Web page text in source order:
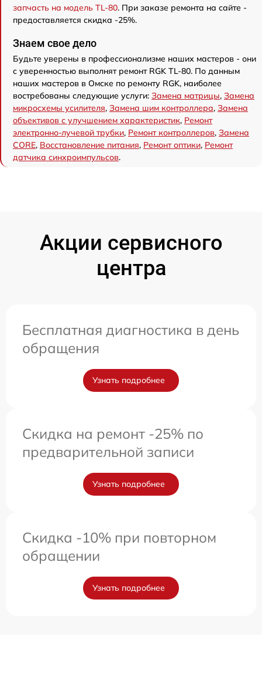
запчасть на модель TL-80. При заказе ремонта на сайте -
предоставляется скидка -25%.
Знаем свое дело
Будьте уверены в профессионализме наших мастеров - они
с уверенностью выполнят ремонт RGK TL-80. По данным
наших мастеров в Омске по ремонту RGK, наиболее
востребованы следующие услуги: Замена матрицы, Замена
микросхемы усилителя, Замена шим контроллера, Замена
объективов с улучшением характеристик, Ремонт
электронно-лучевой трубки, Ремонт контроллеров, Замена
CORE, Восстановление питания, Ремонт оптики, Ремонт
датчика синхроимпульсов.
Акции сервисного
центра
Бесплатная диагностика в день
обращения
Узнать подробнее
Скидка на ремонт -25% по
предварительной записи
Узнать подробнее
Скидка -10% при повторном
обращении
Узнать подробнее